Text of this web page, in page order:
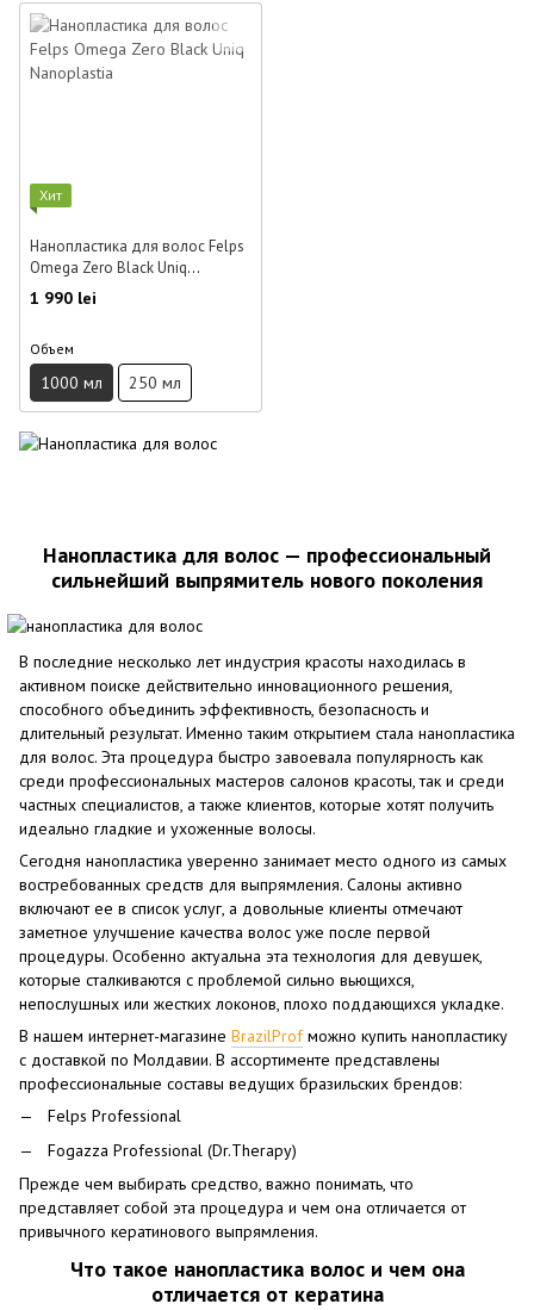
Хит
Нанопластика для волос Felps
Omega Zero Black Uniq
Nanoplastia 1 л
1 990 lei
Объем
1000 мл 250 мл
Нанопластика для волос — профессиональный
сильнейший выпрямитель нового поколения
В последние несколько лет индустрия красоты находилась в
активном поиске действительно инновационного решения,
способного объединить эффективность, безопасность и
длительный результат. Именно таким открытием стала нанопластика
для волос. Эта процедура быстро завоевала популярность как
среди профессиональных мастеров салонов красоты, так и среди
частных специалистов, а также клиентов, которые хотят получить
идеально гладкие и ухоженные волосы.
Сегодня нанопластика уверенно занимает место одного из самых
востребованных средств для выпрямления. Салоны активно
включают ее в список услуг, а довольные клиенты отмечают
заметное улучшение качества волос уже после первой
процедуры. Особенно актуальна эта технология для девушек,
которые сталкиваются с проблемой сильно вьющихся,
непослушных или жестких локонов, плохо поддающихся укладке.
В нашем интернет-магазине BrazilProfможно купить нанопластику
с доставкой по Молдавии. В ассортименте представлены
профессиональные составы ведущих бразильских брендов:
Felps Professional
Fogazza Professional (Dr.Therapy)
Прежде чем выбирать средство, важно понимать, что
представляет собой эта процедура и чем она отличается от
привычного кератинового выпрямления.
Что такое нанопластика волос и чем она
отличается от кератина